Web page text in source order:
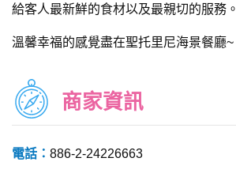
給客人最新鮮的食材以及最親切的服務。
溫馨幸福的感覺盡在聖托里尼海景餐廳~
商家資訊
電話： 886-2-24226663